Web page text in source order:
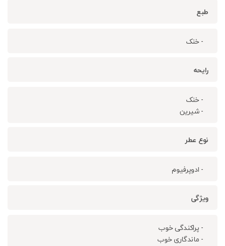
طبع
- خنک
رایحه
- خنک
- شیرین
نوع عطر
- ادوپرفیوم
ویژگی
- پراکندگی خوب
- ماندگاری خوب